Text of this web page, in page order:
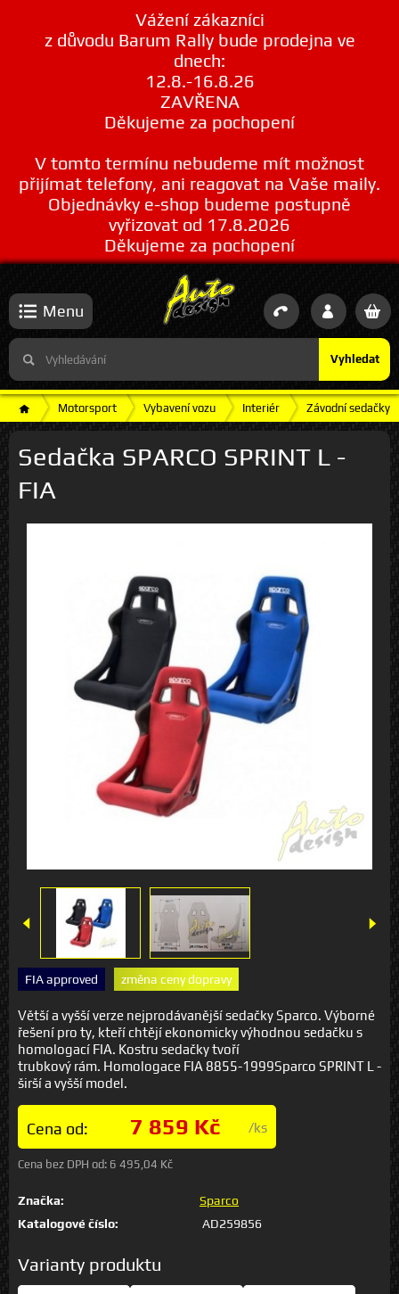
Vážení zákazníci
z důvodu Barum Rally bude prodejna ve
dnech:
12.8.-16.8.26
ZAVŘENA
Děkujeme za pochopení
V tomto termínu nebudeme mít možnost
přijímat telefony, ani reagovat na Vaše maily.
Objednávky e-shop budeme postupně
vyřizovat od 17.8.2026
Děkujeme za pochopení
Vyhledat
Menu
Motorsport Vybavení vozu Interiér Závodní sedačky
Sedačka SPARCO SPRINT L -
FIA
FIA approved změna ceny dopravy
Větší a vyšší verze nejprodávanější sedačky Sparco. Výborné
řešení pro ty, kteří chtějí ekonomicky výhodnou sedačku s
homologací FIA. Kostru sedačky tvoří
trubkový rám. Homologace FIA 8855-1999Sparco SPRINT L -
širší a vyšší model.
Cena od: 7 859 Kč /ks
Cena bez DPH od: 6 495,04 Kč
Značka:
Sparco
Katalogové číslo:
AD259856
Varianty produktu